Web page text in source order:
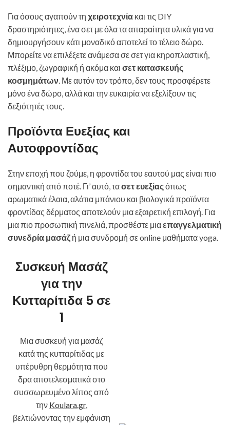
Για όσους αγαπούν τη χειροτεχνία και τις DIY
δραστηριότητες, ένα σετ με όλα τα απαραίτητα υλικά για να
δημιουργήσουν κάτι μοναδικό αποτελεί το τέλειο δώρο.
Μπορείτε να επιλέξετε ανάμεσα σε σετ για κηροπλαστική,
πλέξιμο, ζωγραφική ή ακόμα και σετ κατασκευής
κοσμημάτων. Με αυτόν τον τρόπο, δεν τους προσφέρετε
μόνο ένα δώρο, αλλά και την ευκαιρία να εξελίξουν τις
δεξιότητές τους.
Προϊόντα Ευεξίας και
Αυτοφροντίδας
Στην εποχή που ζούμε, η φροντίδα του εαυτού μας είναι πιο
σημαντική από ποτέ. Γι’ αυτό, τασετ ευεξίαςόπως
αρωματικά έλαια, αλάτια μπάνιου και βιολογικά προϊόντα
φροντίδας δέρματος αποτελούν μια εξαιρετική επιλογή. Για
μια πιο προσωπική πινελιά, προσθέστε μιαεπαγγελματική
συνεδρία μασάζ ή μια συνδρομή σε online μαθήματα yoga.
Συσκευή Μασάζ
για την
Κυτταρίτιδα 5 σε
1
Μια συσκευή για μασάζ
κατά της κυτταρίτιδας με
υπέρυθρη θερμότητα που
δρα αποτελεσματικά στο
συσσωρευμένο λίπος από
την Koulara.gr,
βελτιώνοντας την εμφάνιση